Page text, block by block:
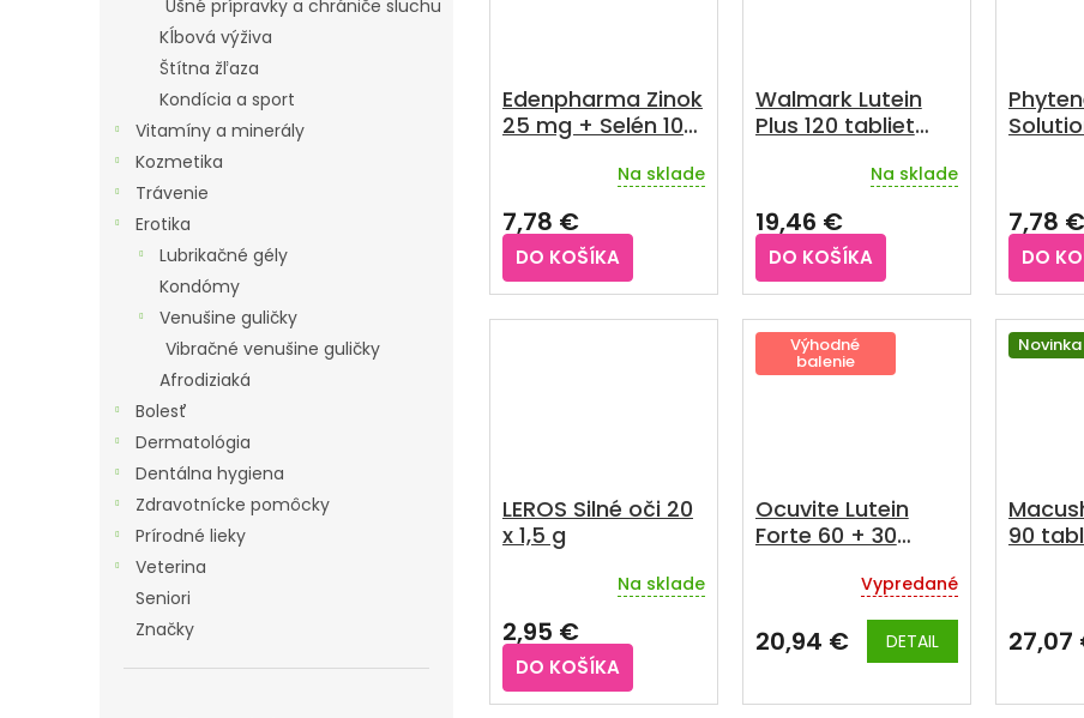
Ušné prípravky a chrániče sluchu
Kĺbová výživa
Štítna žľaza
Kondícia a sport
Vitamíny a minerály
Kozmetika
Trávenie
Erotika
Lubrikačné gély
Kondómy
Venušine guličky
Vibračné venušine guličky
Afrodiziaká
Bolesť
Dermatológia
Dentálna hygiena
Zdravotnícke pomôcky
Prírodné lieky
Veterina
Seniori
Značky
Edenpharma Zinok
25 mg + Selén 100
Na sklade
7,78 €
DO KOŠÍKA
Walmark Lutein
Plus 120 tabliet
produktu
je
3,5
z
5
hviezdičiek.
Na sklade
19,46 €
DO KOŠÍKA
produktu
je
5,0
z
5
7,78 €
DO
LEROS Silné oči 20
x 1,5 g
Na sklade
2,95 €
DO KOŠÍKA
Výhodné
balenie
Ocuvite Lutein
Forte 60 + 30
Vypredané
20,94 € DETAIL
Novinka
90
27,07